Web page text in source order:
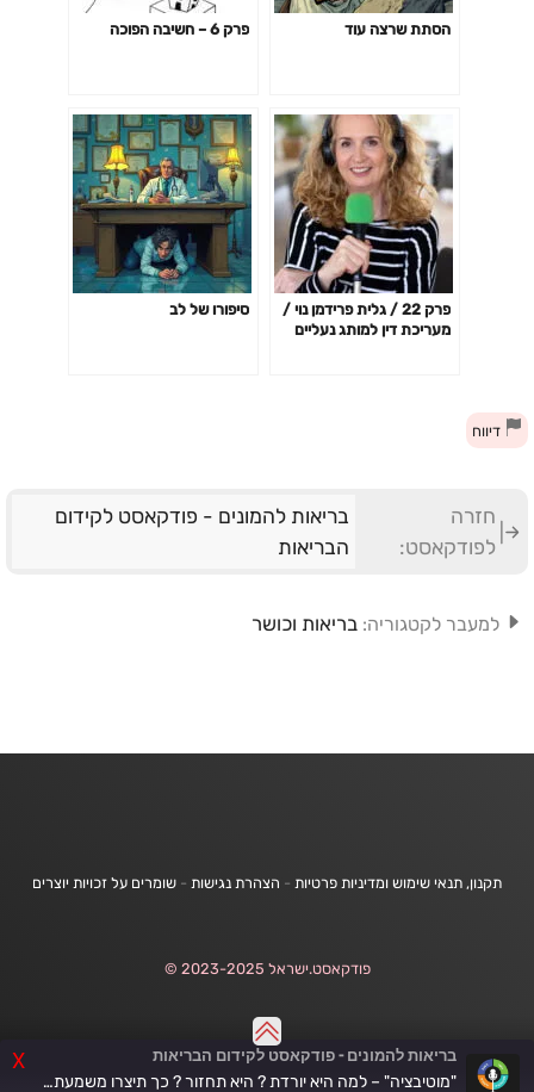
X בריאות להמונים - פודקאסט לקידום הבריאות
"מוטיבציה" – למה היא יורדת ? היא תחזור ? כך תיצרו משמעת ותוצאות יציבות יותר - פרק 175
הסתת שרצה עוד פרק 6 – חשיבה הפוכה
פרק 22 / גלית פרידמן נוי /
מעריכת דין למותג נעליים
סיפורו של לב
דיווח
חזרה
לפודקאסט:
בריאות להמונים - פודקאסט לקידום
הבריאות
למעבר לקטגוריה: בריאות וכושר
תקנון, תנאי שימוש ומדיניות פרטיות - הצהרת נגישות - שומרים על זכויות יוצרים
פודקאסט.ישראל 2023-2025 ©